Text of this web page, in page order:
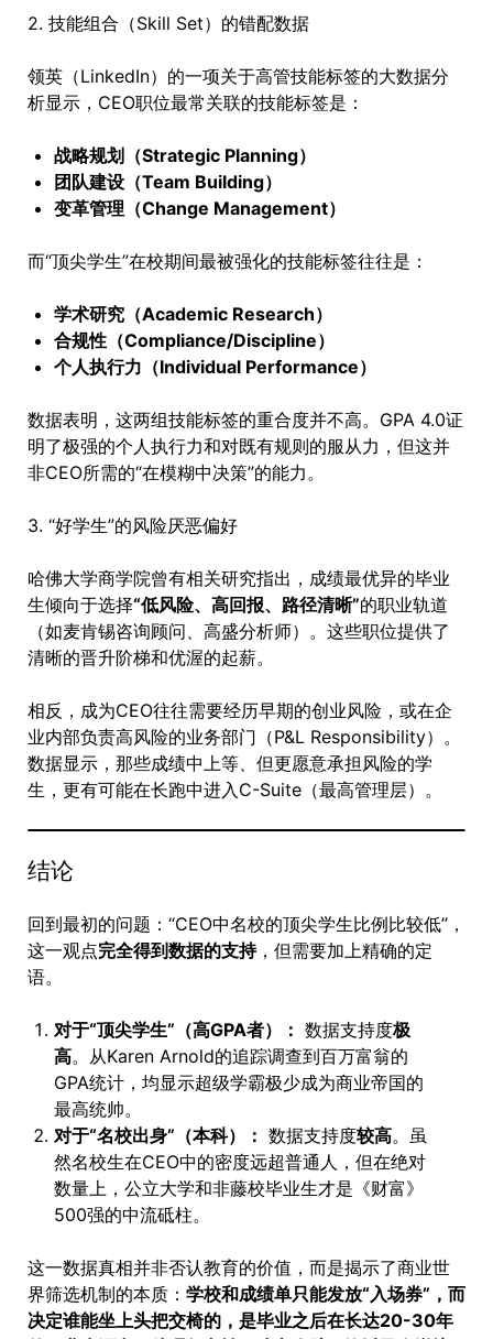
2. 技能组合（Skill Set）的错配数据
领英（LinkedIn）的一项关于高管技能标签的大数据分
析显示，CEO职位最常关联的技能标签是：
战略规划（Strategic Planning）
团队建设（Team Building）
变革管理（Change Management）
而“顶尖学生”在校期间最被强化的技能标签往往是：
学术研究（Academic Research）
合规性（Compliance/Discipline）
个人执行力（Individual Performance）
数据表明，这两组技能标签的重合度并不高。GPA 4.0证
明了极强的个人执行力和对既有规则的服从力，但这并
非CEO所需的“在模糊中决策”的能力。
3. “好学生”的风险厌恶偏好
哈佛大学商学院曾有相关研究指出，成绩最优异的毕业
生倾向于选择“低风险、高回报、路径清晰”的职业轨道
（如麦肯锡咨询顾问、高盛分析师）。这些职位提供了
清晰的晋升阶梯和优渥的起薪。
相反，成为CEO往往需要经历早期的创业风险，或在企
业内部负责高风险的业务部门（P&L Responsibility）。
数据显示，那些成绩中上等、但更愿意承担风险的学
生，更有可能在长跑中进入C-Suite（最高管理层）。
结论
回到最初的问题：“CEO中名校的顶尖学生比例比较低”，
这一观点完全得到数据的支持，但需要加上精确的定
语。
对于“顶尖学生”（高GPA者）： 数据支持度极
高。从Karen Arnold的追踪调查到百万富翁的
GPA统计，均显示超级学霸极少成为商业帝国的
最高统帅。
对于“名校出身”（本科）： 数据支持度较高。虽
然名校生在CEO中的密度远超普通人，但在绝对
数量上，公立大学和非藤校毕业生才是《财富》
500强的中流砥柱。
这一数据真相并非否认教育的价值，而是揭示了商业世
界筛选机制的本质： 学校和成绩单只能发放“入场券”，而
决定谁能坐上头把交椅的，是毕业之后在长达20-30年